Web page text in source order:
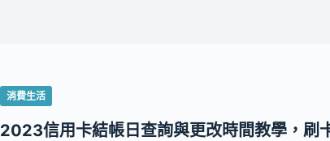
消費生活
2023信用卡結帳日查詢與更改時間教學，刷